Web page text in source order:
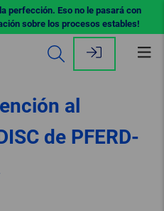
perfección. Eso no le pasará con
sobre los procesos estables!
al
de PFERD-